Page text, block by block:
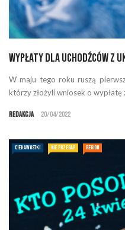
Wypłaty dla uchodźców z
W maju tego roku ruszą
którzy złożyli wniosek o wypłatę
Redakcja 20/04/2022
CIEKAWOSTKI NIE PRZEGAP REGION